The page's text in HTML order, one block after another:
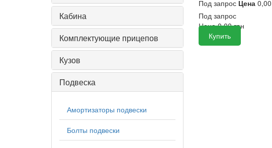
Кабина
Комплектующие прицепов
Кузов
Подвеска
Амортизаторы подвески
Болты подвески
Под запрос Цена0,00
Под запрос
Цена 0,00грн
Купить